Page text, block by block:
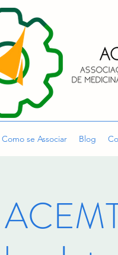
Como se Associar Blog